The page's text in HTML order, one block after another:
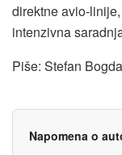
direktne avio-
intenzivna
Piše: Stefan
Napomena o